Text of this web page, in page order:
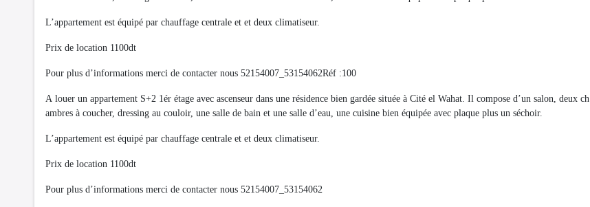
L’appartement est équipé par chauffage centrale et et deux climatiseur.
Prix de location 1100dt
Pour plus d’informations merci de contacter nous 52154007_53154062Réf :100
A louer un appartement S+2 1ér étage avec ascenseur dans une résidence bien gardée située à Cité el Wahat. Il compose d’un salon, deux ch
ambres à coucher, dressing au couloir, une salle de bain et une salle d’eau, une cuisine bien équipée avec plaque plus un séchoir.
L’appartement est équipé par chauffage centrale et et deux climatiseur.
Prix de location 1100dt
Pour plus d’informations merci de contacter nous 52154007_53154062